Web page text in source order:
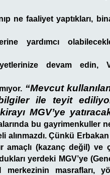
ne faaliyet yaptıkları,
yardımcı
devam edin,
“Mevcut
ile teyit
MGV’ye
bu gayrimenkuller
alınmazdı. Çünkü
(kazanç değil) ve
yerdeki MGV’ye
masrafları,